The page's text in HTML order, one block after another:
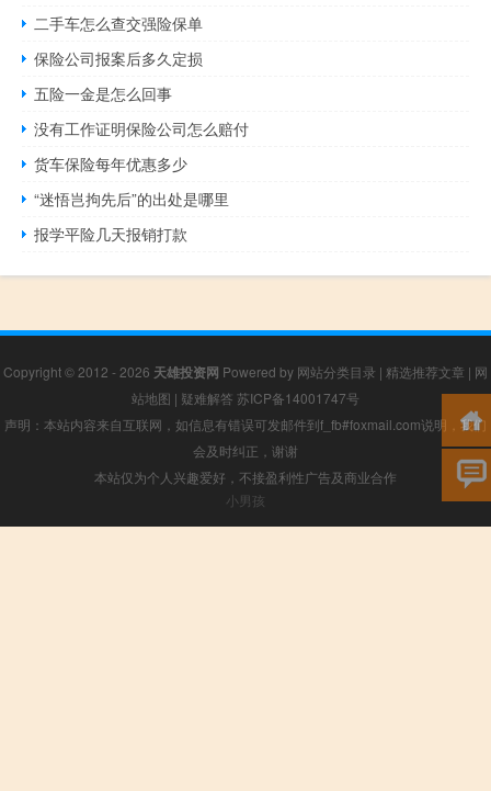
二手车怎么查交强险保单
保险公司报案后多久定损
五险一金是怎么回事
没有工作证明保险公司怎么赔付
货车保险每年优惠多少
“迷悟岂拘先后”的出处是哪里
报学平险几天报销打款
Copyright © 2012 - 2026 天雄投资网 Powered by 网站分类目录 | 精选推荐文章 | 网
站地图 | 疑难解答 苏ICP备14001747号
声明：本站内容来自互联网，如信息有错误可发邮件到f_fb#foxmail.com说明，我们
会及时纠正，谢谢
本站仅为个人兴趣爱好，不接盈利性广告及商业合作
小男孩